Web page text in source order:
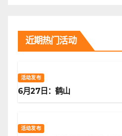
近期热门活动
活动发布
6月27日：鹤山
活动发布